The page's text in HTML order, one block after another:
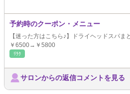
予約時のクーポン・メニュー
【迷った方はこちら♪】ドライヘッドスパま
￥6500→￥5800
ﾘﾗｸ
サロンからの返信コメントを見る